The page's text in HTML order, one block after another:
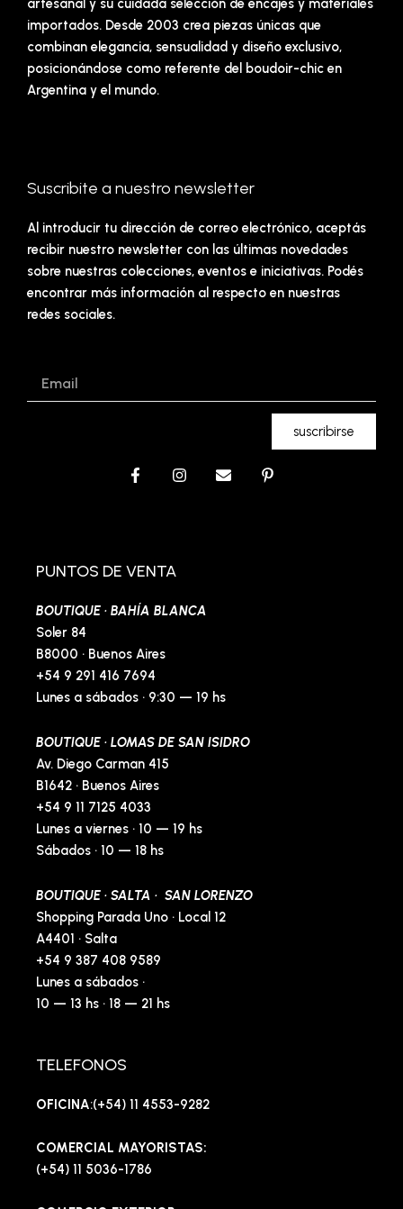
artesanal y su cuidada selección de encajes y materiales
importados. Desde 2003 crea piezas únicas que
combinan elegancia, sensualidad y diseño exclusivo,
posicionándose como referente del boudoir-chic en
Argentina y el mundo.
Suscribite a nuestro newsletter
Al introducir tu dirección de correo electrónico, aceptás
recibir nuestro newsletter con las últimas novedades
sobre nuestras colecciones, eventos e iniciativas. Podés
encontrar más información al respecto en nuestras
redes sociales.
suscribirse
F
o
k
f
I
E
P
PUNTOS DE VENTA
BOUTIQUE · BAHÍA BLANCA
Soler 84
B8000 · Buenos Aires
+54 9 291 416 7694
Lunes a sábados · 9:30 — 19 hs
BOUTIQUE · LOMAS DE SAN ISIDRO
Av. Diego Carman 415
B1642 · Buenos Aires
+54 9 11 7125 4033
Lunes a viernes · 10 — 19 hs
Sábados · 10 — 18 hs
BOUTIQUE · SALTA · SAN LORENZO
Shopping Parada Uno · Local 12
A4401 · Salta
+54 9 387 408 9589
Lunes a sábados ·
10 — 13 hs · 18 — 21 hs
TELEFONOS
OFICINA:(+54) 11 4553-9282
COMERCIAL MAYORISTAS:
(+54) 11 5036-1786